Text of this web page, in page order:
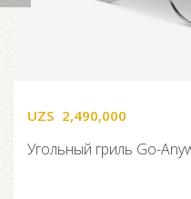
UZS 2,490,000
Угольный гриль Go-